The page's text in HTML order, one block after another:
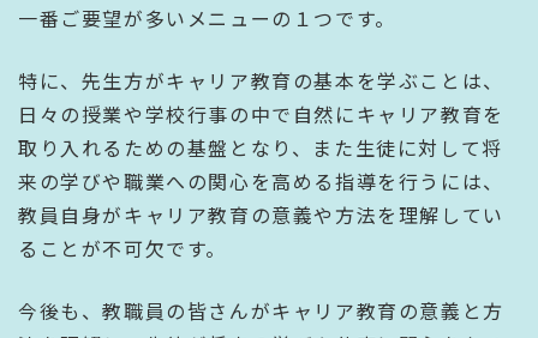
一番ご要望が多いメニューの１つです。
特に、先生方がキャリア教育の基本を学ぶことは、
日々の授業や学校行事の中で自然にキャリア教育を
取り入れるための基盤となり、また生徒に対して将
来の学びや職業への関心を高める指導を行うには、
教員自身がキャリア教育の意義や方法を理解してい
ることが不可欠です。
今後も、教職員の皆さんがキャリア教育の意義と方